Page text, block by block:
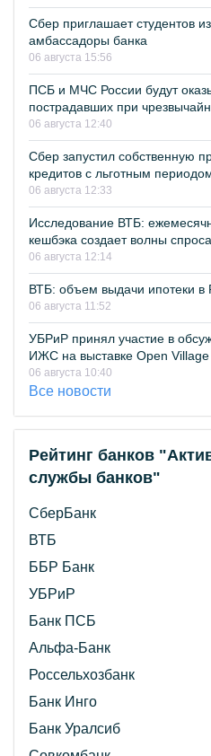
Сбер приглашает студентов
амбассадоры банка
06 августа 15:56
ПСБ и МЧС России будут
пострадавших при
06 августа 12:40
Сбер запустил собственную
кредитов с льготным
06 августа 12:33
Исследование ВТБ:
кешбэка создает волны спроса
06 августа 12:14
ВТБ: объем выдачи ипотеки в
06 августа 11:52
УБРиР принял участие в
ИЖС на выставке Open
06 августа 10:40
Все новости
Рейтинг банков
службы банков"
СберБанк
ВТБ
ББР Банк
УБРиР
Банк ПСБ
Альфа-Банк
Россельхозбанк
Банк Инго
Банк Уралсиб